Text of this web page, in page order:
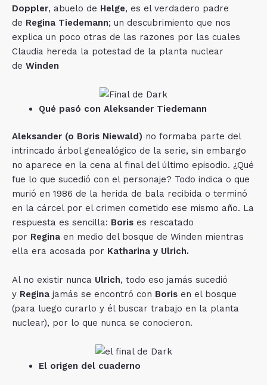
Doppler, abuelo de Helge, es el verdadero padre
de Regina Tiedemann; un descubrimiento que nos
explica un poco otras de las razones por las cuales
Claudia hereda la potestad de la planta nuclear
de Winden
Qué pasó con Aleksander Tiedemann
Aleksander (o Boris Niewald) no formaba parte del
intrincado árbol genealógico de la serie, sin embargo
no aparece en la cena al final del último episodio. ¿Qué
fue lo que sucedió con el personaje? Todo indica o que
murió en 1986 de la herida de bala recibida o terminó
en la cárcel por el crimen cometido ese mismo año. La
respuesta es sencilla: Boris es rescatado
por Regina en medio del bosque de Winden mientras
ella era acosada por Katharina y Ulrich.
Al no existir nunca Ulrich, todo eso jamás sucedió
y Regina jamás se encontró con Boris en el bosque
(para luego curarlo y él buscar trabajo en la planta
nuclear), por lo que nunca se conocieron.
El origen del cuaderno